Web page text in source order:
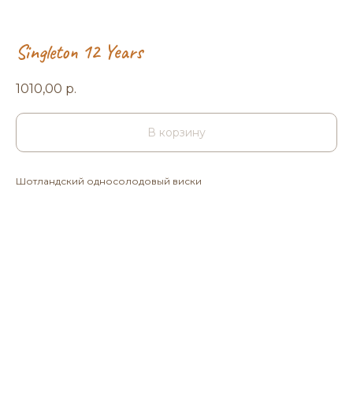
Singleton 12 Years
1010,00 р.
В корзину
Шотландский односолодовый виски